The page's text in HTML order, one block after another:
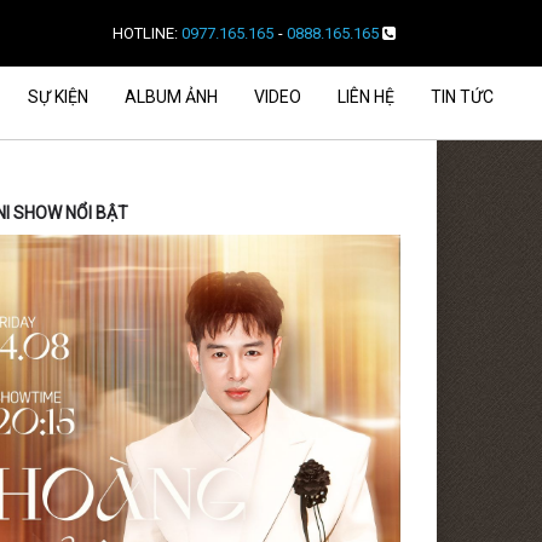
HOTLINE: 0977.165.165 - 0888.165.165
SỰ KIỆN ALBUM ẢNH VIDEO LIÊN HỆ TIN TỨC
SHOW NỔI BẬT